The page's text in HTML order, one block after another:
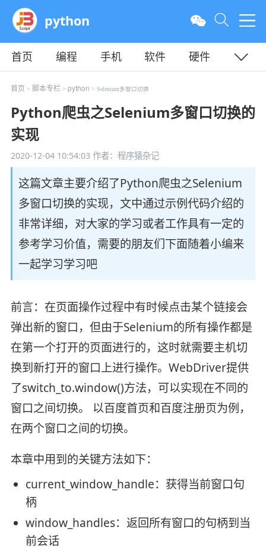
python
首页 编程 手机 软件
硬件
教程
平面 服务器
首页 > 脚本专栏> python > Selenium多窗口切换
Python爬虫之Selenium多窗口切换的
实现
2020-12-04 10:54:03作者：程序猿杂记
这篇文章主要介绍了Python爬虫之Selenium
多窗口切换的实现，文中通过示例代码介绍的
非常详细，对大家的学习或者工作具有一定的
参考学习价值，需要的朋友们下面随着小编来
一起学习学习吧
前言：在页面操作过程中有时候点击某个链接会
弹出新的窗口，但由于Selenium的所有操作都是
在第一个打开的页面进行的，这时就需要主机切
换到新打开的窗口上进行操作。WebDriver提供
了switch_to.window()方法，可以实现在不同的
窗口之间切换。 以百度首页和百度注册页为例，
在两个窗口之间的切换。
本章中用到的关键方法如下：
current_window_handle：获得当前窗口句
柄
window_handles：返回所有窗口的句柄到当
前会话